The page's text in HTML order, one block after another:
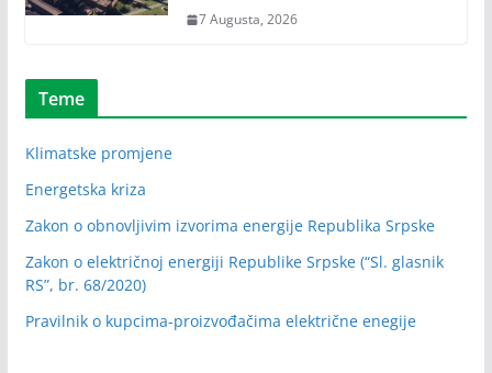
7 Augusta, 2026
Teme
Klimatske promjene
Energetska kriza
Zakon o obnovljivim izvorima energije Republika Srpske
Zakon o električnoj energiji Republike Srpske (“Sl. glasnik
RS”, br. 68/2020)
Pravilnik o kupcima-proizvođačima električne enegije